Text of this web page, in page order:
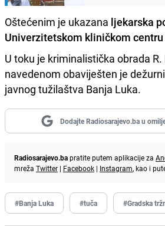
Oštećenim je ukazana ljekarska
Univerzitetskom kliničkom centru
U toku je kriminalistička obrada R.
navedenom obaviješten je
javnog tužilaštva Banja Luka.
Dodajte Radiosarajevo.ba u
Radiosarajevo.bapratite putem aplikacije za
mreža Twitter | Facebook | Instagram, kao i
#Banja Luka #tuča #Gradska